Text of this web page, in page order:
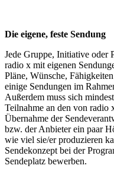
Die eigene, feste Sendung
Jede Gruppe, Initiative oder
radio x mit eigenen
Pläne, Wünsche,
einige Sendungen im
Außerdem muss sich
Teilnahme an den von radio
Übernahme der
bzw. der Anbieter ein paar
wie viel sie/er produzieren
Sendekonzept bei der
Sendeplatz bewerben.